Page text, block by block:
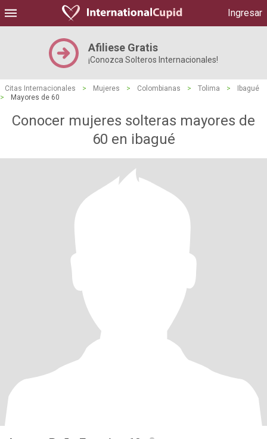
Ingresar
Afiliese Gratis
¡Conozca Solteros Internacionales!
Citas Internacionales > Mujeres > Colombianas > Tolima >
Ibagué
>
Mayores de 60
Conocer mujeres solteras mayores de
60 en ibagué